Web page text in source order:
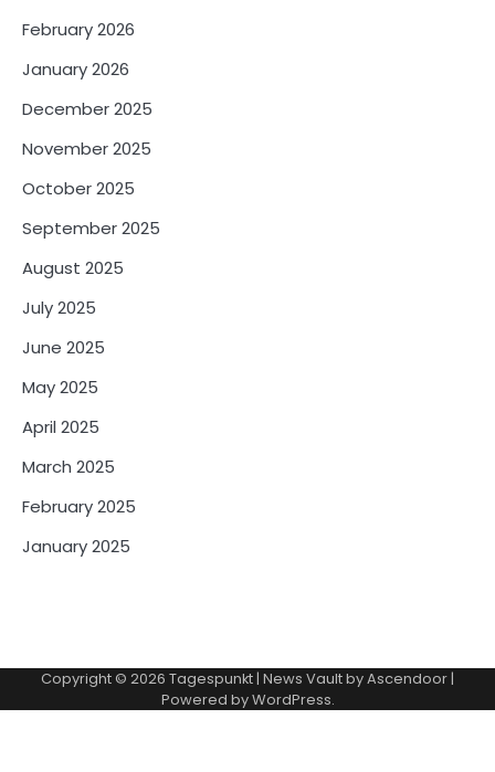
February 2026
January 2026
December 2025
November 2025
October 2025
September 2025
August 2025
July 2025
June 2025
May 2025
April 2025
March 2025
February 2025
January 2025
Copyright © 2026 Tagespunkt| News Vault byAscendoor|
Powered byWordPress.